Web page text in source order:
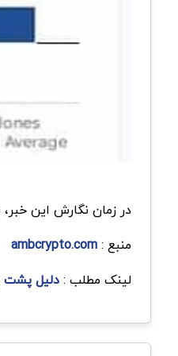
در زمان نگارش این خبر، بیت کوین با قیمت ۳۴,۹۰۰ دلار معامله
منبع :ambcrypto.com
لینک مطلب :دلیل پشت